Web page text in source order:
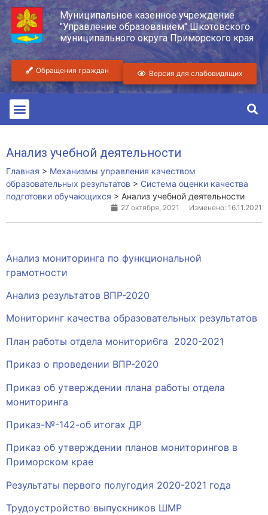
Муниципальное казенное учреждение
"Управление образованием" Шкотовского
муниципального округа Приморского края
Обращения граждан Версия для слабовидящих
Анализ учебной деятельности
Главная > Механизмы управления качеством
образовательных результатов > Система оценки качества
подготовки обучающихся > Анализ учебной деятельности
27 октября, 2021 Изменено: 16.11.2021
Анализ мониторинга по функциональной
грамотности
Анализ результатов ВПР-2020
Мониторинг качества образовательных результатов
План работы отдела монитори6га 2020-2021
Приказ о проведении ВПР-2020
Приказ об утверждении плана работы отдела
мониторинга
Приказ-№-142-об итогах ДР
Приказ об утверждении планов мониторингов в
Приморском крае
Результаты первого полугодия 2020-2021 года
Трудоустройство выпускников ШМР